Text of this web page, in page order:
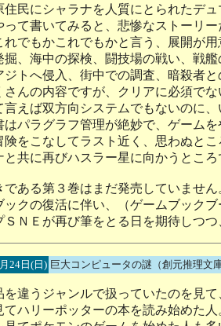
住民にシャラナを人質にとられたデ
って書いてみると、悲惨なストーリ
れでもかこれでもかと言う、展開が
掘、海中の探検、闘技場の戦い、戦
ジトへ侵入、街中での調査、暗殺者
さんの内容ですが、クリアに必須で
言えば双方向システムでもないのに
はパラグラフ管理が絶妙で、ゲーム
険をこなしてラスト近く、思わぬと
と共に再びハスラー星に向かうとこ
である第３巻はまだ発売していません
ックの復活に伴い、（ゲームブック
ＳＮＥが再び筆をとる日を期待しつ
24日(日) 巨大コンピュータの謎（創元推理文
を違うジャンルで扱っていたのを見
てハリーポッターの本を読み始めた人